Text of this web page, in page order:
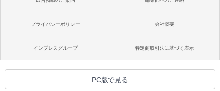
プライバシーポリシー 会社概要
インプレスグループ 特定商取引法に基づく表示
PC版で見る